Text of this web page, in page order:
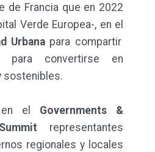
de Francia que en 2022
Verde Europea-, en el
Urbana para compartir
para convertirse en
sostenibles.
el Governments &
representantes
regionales y locales